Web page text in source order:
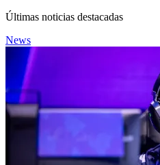
Últimas noticias destacadas
News